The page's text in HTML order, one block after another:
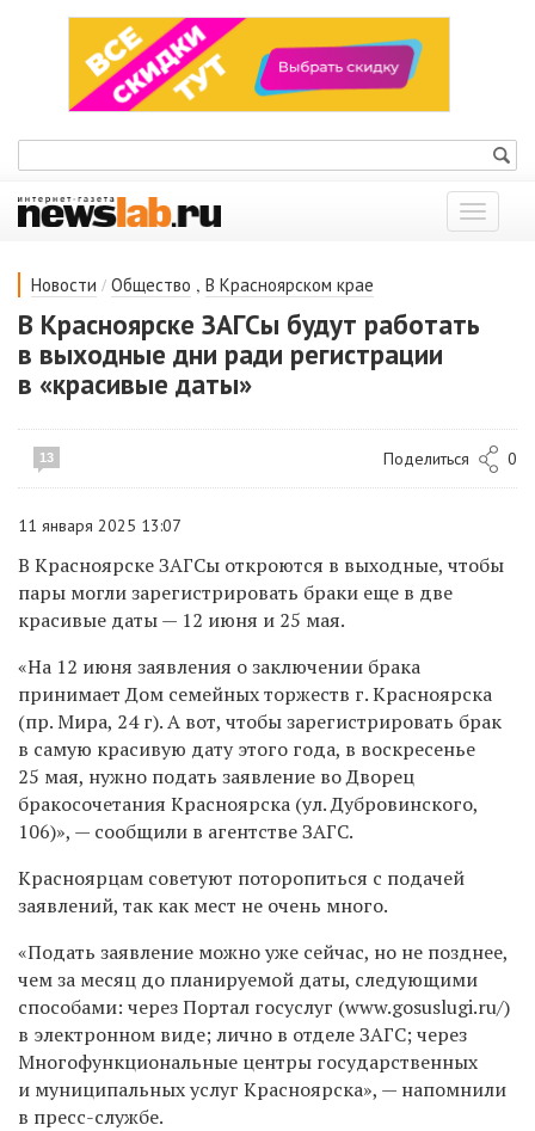
Показать
меню
Новости / Общество , В Красноярском крае
В Красноярске ЗАГСы будут работать
в выходные дни ради регистрации
в «красивые даты»
13 Поделиться 0
11 января 2025 13:07
В Красноярске ЗАГСы откроются в выходные, чтобы
пары могли зарегистрировать браки еще в две
красивые даты — 12 июня и 25 мая.
«На 12 июня заявления о заключении брака
принимает Дом семейных торжеств г. Красноярска
(пр. Мира, 24 г). А вот, чтобы зарегистрировать брак
в самую красивую дату этого года, в воскресенье
25 мая, нужно подать заявление во Дворец
бракосочетания Красноярска (ул. Дубровинского,
106)», — сообщили в агентстве ЗАГС.
Красноярцам советуют поторопиться с подачей
заявлений, так как мест не очень много.
«Подать заявление можно уже сейчас, но не позднее,
чем за месяц до планируемой даты, следующими
способами: через Портал госуслуг (www.gosuslugi.ru/)
в электронном виде; лично в отделе ЗАГС; через
Многофункциональные центры государственных
и муниципальных услуг Красноярска», — напомнили
в пресс-службе.